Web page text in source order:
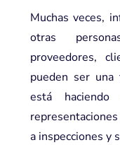
Muchas veces,
otras
proveedores,
pueden ser
está
a inspecciones y